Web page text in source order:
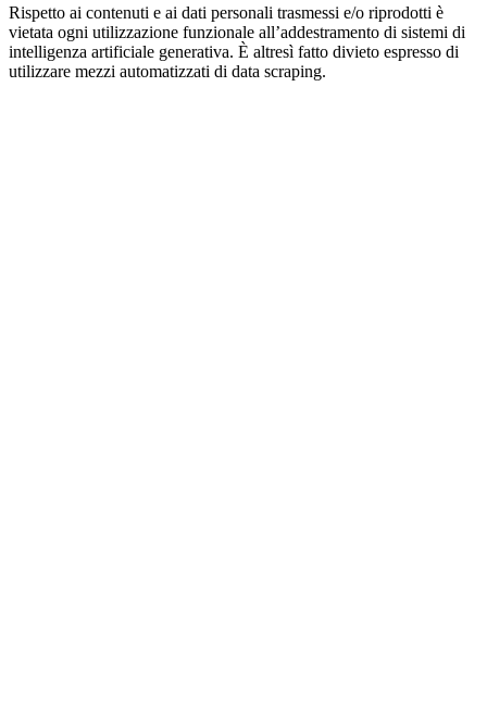
Rispetto ai contenuti e ai dati personali trasmessi e/o riprodotti è
vietata ogni utilizzazione funzionale all’addestramento di sistemi di
intelligenza artificiale generativa. È altresì fatto divieto espresso di
utilizzare mezzi automatizzati di data scraping.